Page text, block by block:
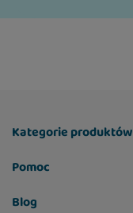
Kategorie produktów
Pomoc
Blog